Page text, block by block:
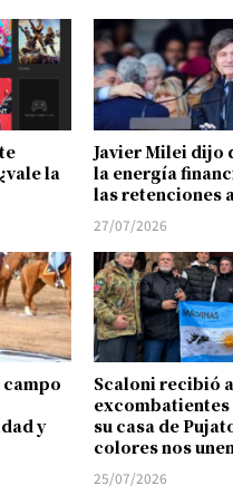
la
Javier Milei dijo
la energía
las retenciones
27/07/2026
campo
y
Scaloni recibió a
excombatientes
su casa de
colores nos
25/07/2026